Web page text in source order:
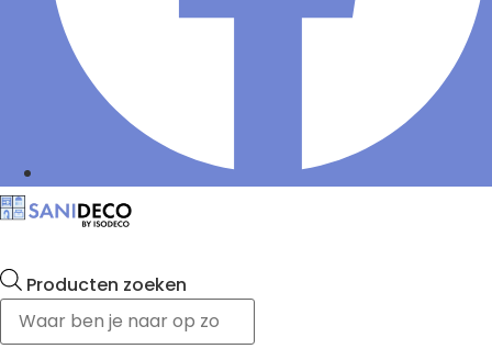
Producten zoeken